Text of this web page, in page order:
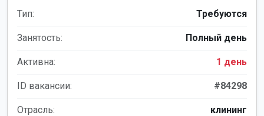
Тип: Требуются
Занятость: Полный день
Активна: 1 день
ID вакансии: #84298
Отрасль: клининг